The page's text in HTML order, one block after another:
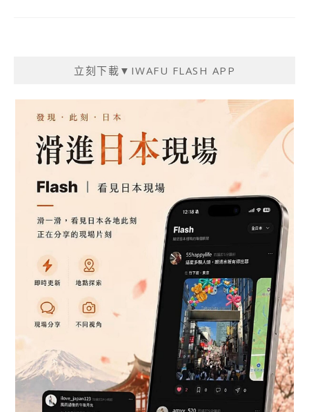
立刻下載▼IWAFU FLASH APP